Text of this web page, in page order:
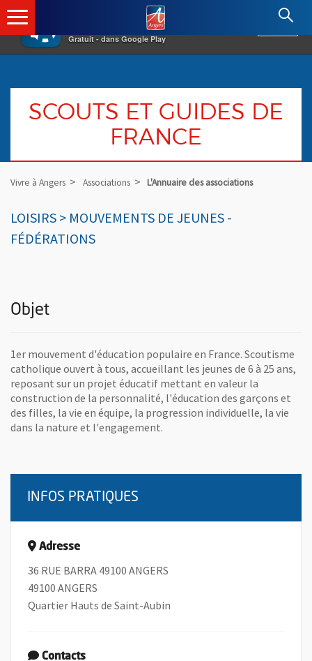
×
Gratuit - dans Google Play
Angers.fr : Retour à l'accueil
SCOUTS ET GUIDES DE
FRANCE
Vivre à Angers Associations L'Annuaire des associations
LOISIRS > MOUVEMENTS DE JEUNES -
FÉDÉRATIONS
Objet
1er mouvement d'éducation populaire en France. Scoutisme
catholique ouvert à tous, accueillant les jeunes de 6 à 25 ans,
reposant sur un projet éducatif mettant en valeur la
construction de la personnalité, l'éducation des garçons et
des filles, la vie en équipe, la progression individuelle, la vie
dans la nature et l'engagement.
INFOS PRATIQUES
Adresse
36 RUE BARRA 49100 ANGERS
49100 ANGERS
Quartier Hauts de Saint-Aubin
Contacts